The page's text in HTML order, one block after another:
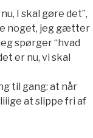
I skal gøre det”,
noget, jeg gætter
spørger “hvad
er nu, vi skal
til gang: at når
at slippe fri af